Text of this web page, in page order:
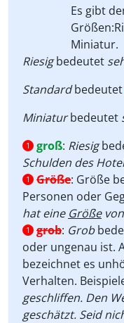
Es gibt
Größen:
Miniatur.
Riesigbedeutet
Standardbedeutet
Miniaturbedeutet
1 groß: Riesig
Schulden des
1 Größe: Größe
Personen oder
hat eine Größe
1 grob: Grob
oder ungenau ist.
bezeichnet es
Verhalten.
geschliffen. Den
geschätzt. Seid